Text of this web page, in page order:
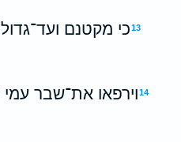
13כי מקטנם
14וירפאו את־שבר